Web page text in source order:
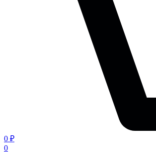
0 ₽
0